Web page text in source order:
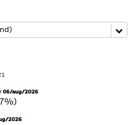
06/aug/2026
2026